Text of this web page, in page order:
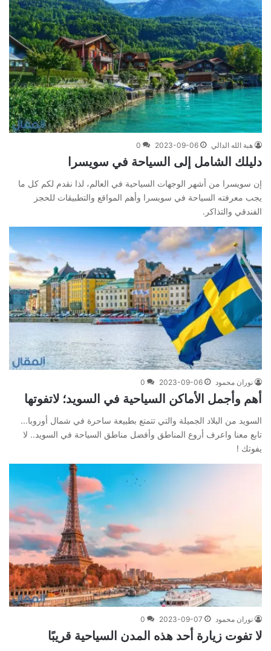
هبة الله الدالي 2023-09-06
0
دليلك الشامل إلى السياحة في سويسرا
إن سويسرا من أشهر الوجهات السياحية في العالم، لذا نقدم لكم كل ما
يجب معرفته السياحة في سويسرا وأهم المواقع والتطبيقات للحجز
الفندقي والتذاكر.
نوران محمود 2023-09-06
0
أهم وأجمل الأماكن السياحية في السويد؛ لاتفوتها
السويد من البلاد الجميلة والتي تتمتع بطبيعة ساحرة في شمال أوروبا...
تابع معنا واعرف أروع المناطق وأفضل مناطق السياحة في السويد.. لا
يفوتك !
نوران محمود 2023-09-07
0
لا تفوت زيارة أحد هذه المدن السياحية قريبًا